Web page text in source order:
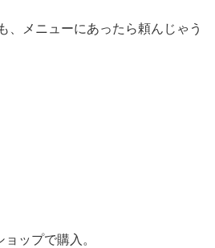
、メニューにあったら頼んじゃう
ップで購入。